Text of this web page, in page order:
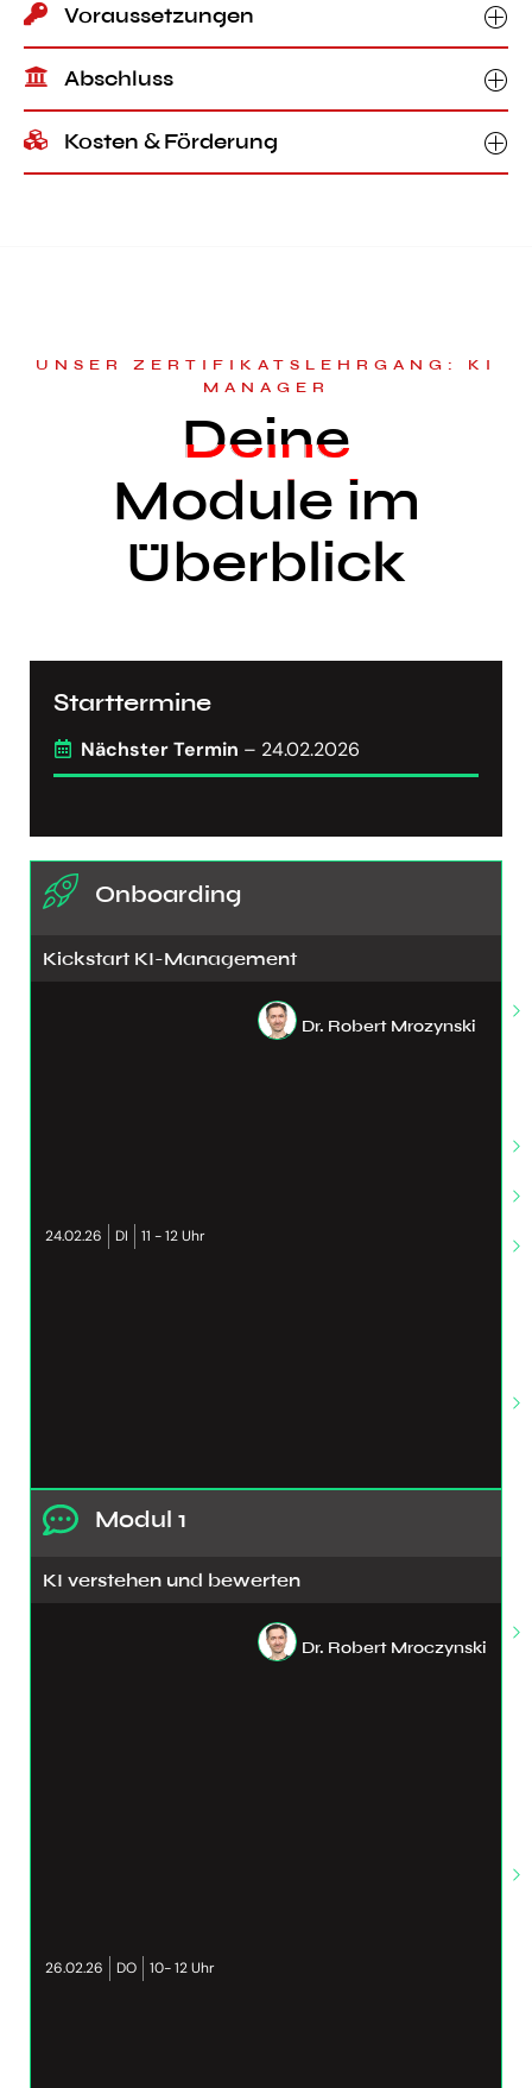
Voraussetzungen
Abschluss
Kosten & Förderung
UNSER ZERTIFIKATSLEHRGANG: KI
MANAGER
Deine
Module im
Überblick
Onboarding
Kickstart KI-Management​
24.02.26 DI 11 - 12 Uhr
Dr. Robert Mrozynski
Modul 1
KI verstehen und bewerten
26.02.26 DO 10- 12 Uhr
Dr. Robert Mroczynski
Starttermine
Nächster Termin – 24.02.2026